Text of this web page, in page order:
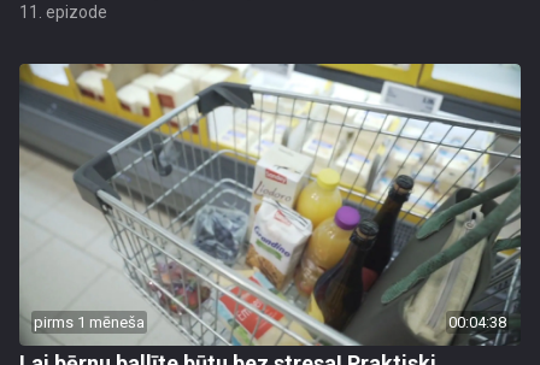
11. epizode
pirms 1 mēneša 00:04:38